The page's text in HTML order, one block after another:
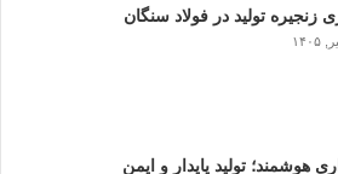
زنجیره تولید در فولاد سنگان
هوشمند؛ تولید پایدار و ایمن